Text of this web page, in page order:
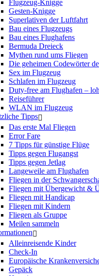
Flugzeug-Knigge
Gesten-Knigge
Superlativen der Luftfahrt
Bau eines Flugzeugs
Bau eines Flughafens
Bermuda Dreieck
Mythen rund ums Fliegen
Die geheimen Codewörter
Sex im Flugzeug
Schlafen im Flugzeug
Duty-free am Flughafen –
Reiseführer
WLAN im Flugzeug
Tipps
Das erste Mal Fliegen
Error Fare
7 Tipps für günstige Flüge
Tipps gegen Flugangst
Tipps gegen Jetlag
Langeweile am Flughafen
Fliegen in der
Fliegen mit Übergewicht &
Fliegen mit Handicap
Fliegen mit Kindern
Fliegen als Gruppe
Meilen sammeln
Alleinreisende Kinder
Check-In
Europäische
Gepäck